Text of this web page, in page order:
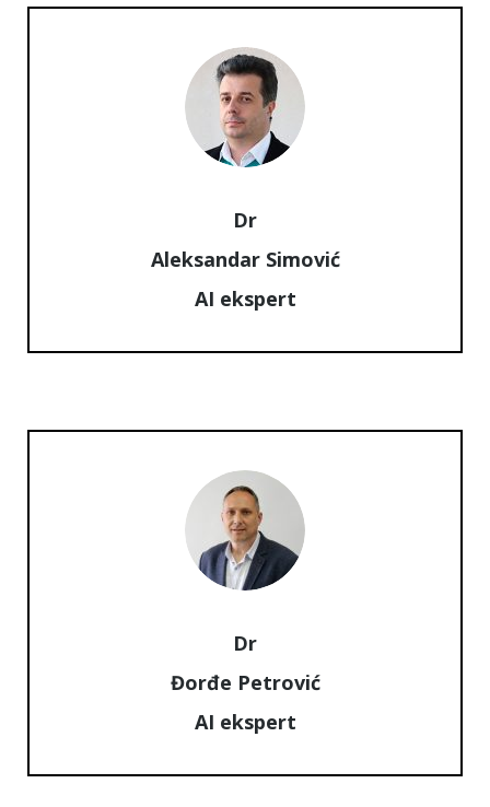
Dr
Aleksandar Simović
AI ekspert
Dr
Đorđe Petrović
AI ekspert